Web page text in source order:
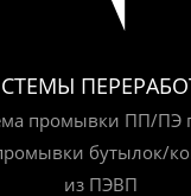
промывки ПП/ПЭ
бутылок/
из ПЭВП